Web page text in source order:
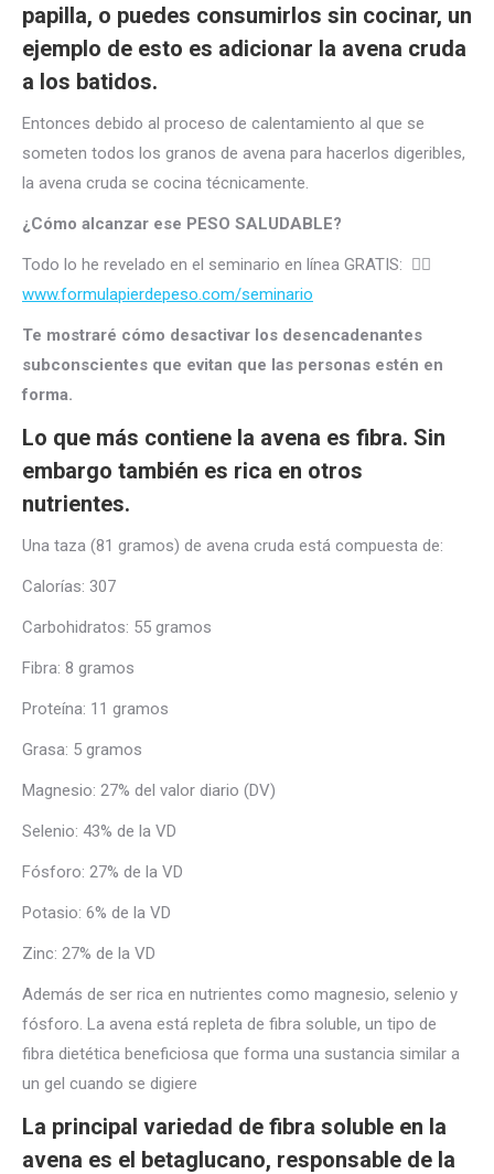
papilla, o puedes consumirlos sin cocinar, un
ejemplo de esto es adicionar la avena cruda
a los batidos.
Entonces debido al proceso de calentamiento al que se
someten todos los granos de avena para hacerlos digeribles,
la avena cruda se cocina técnicamente.
¿Cómo alcanzar ese PESO SALUDABLE?
Todo lo he revelado en el seminario en línea GRATIS: 👉🏻
www.formulapierdepeso.com/seminario
Te mostraré cómo desactivar los desencadenantes
subconscientes que evitan que las personas estén en
forma.
Lo que más contiene la avena es fibra. Sin
embargo también es rica en otros
nutrientes.
Una taza (81 gramos) de avena cruda está compuesta de:
Calorías: 307
Carbohidratos: 55 gramos
Fibra: 8 gramos
Proteína: 11 gramos
Grasa: 5 gramos
Magnesio: 27% del valor diario (DV)
Selenio: 43% de la VD
Fósforo: 27% de la VD
Potasio: 6% de la VD
Zinc: 27% de la VD
Además de ser rica en nutrientes como magnesio, selenio y
fósforo. La avena está repleta de fibra soluble, un tipo de
fibra dietética beneficiosa que forma una sustancia similar a
un gel cuando se digiere
La principal variedad de fibra soluble en la
avena es el betaglucano, responsable de la